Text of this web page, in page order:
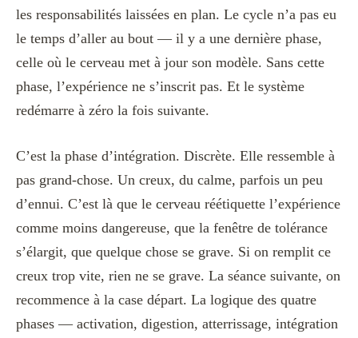
les responsabilités laissées en plan. Le cycle n’a pas eu
le temps d’aller au bout — il y a une dernière phase,
celle où le cerveau met à jour son modèle. Sans cette
phase, l’expérience ne s’inscrit pas. Et le système
redémarre à zéro la fois suivante.
C’est la phase d’intégration. Discrète. Elle ressemble à
pas grand-chose. Un creux, du calme, parfois un peu
d’ennui. C’est là que le cerveau réétiquette l’expérience
comme moins dangereuse, que la fenêtre de tolérance
s’élargit, que quelque chose se grave. Si on remplit ce
creux trop vite, rien ne se grave. La séance suivante, on
recommence à la case départ. La logique des quatre
phases — activation, digestion, atterrissage, intégration